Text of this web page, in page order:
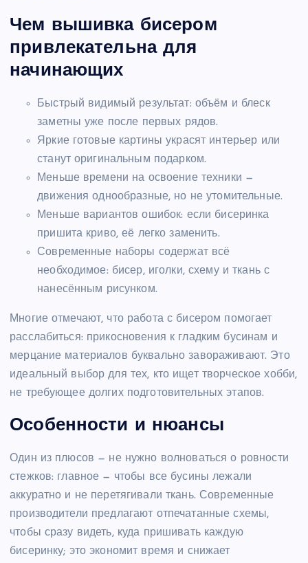
Чем вышивка бисером
привлекательна для
начинающих
Быстрый видимый результат: объём и блеск
заметны уже после первых рядов.
Яркие готовые картины украсят интерьер или
станут оригинальным подарком.
Меньше времени на освоение техники —
движения однообразные, но не утомительные.
Меньше вариантов ошибок: если бисеринка
пришита криво, её легко заменить.
Современные наборы содержат всё
необходимое: бисер, иголки, схему и ткань с
нанесённым рисунком.
Многие отмечают, что работа с бисером помогает
расслабиться: прикосновения к гладким бусинам и
мерцание материалов буквально завораживают. Это
идеальный выбор для тех, кто ищет творческое хобби,
не требующее долгих подготовительных этапов.
Особенности и нюансы
Один из плюсов — не нужно волноваться о ровности
стежков: главное — чтобы все бусины лежали
аккуратно и не перетягивали ткань. Современные
производители предлагают отпечатанные схемы,
чтобы сразу видеть, куда пришивать каждую
бисеринку; это экономит время и снижает